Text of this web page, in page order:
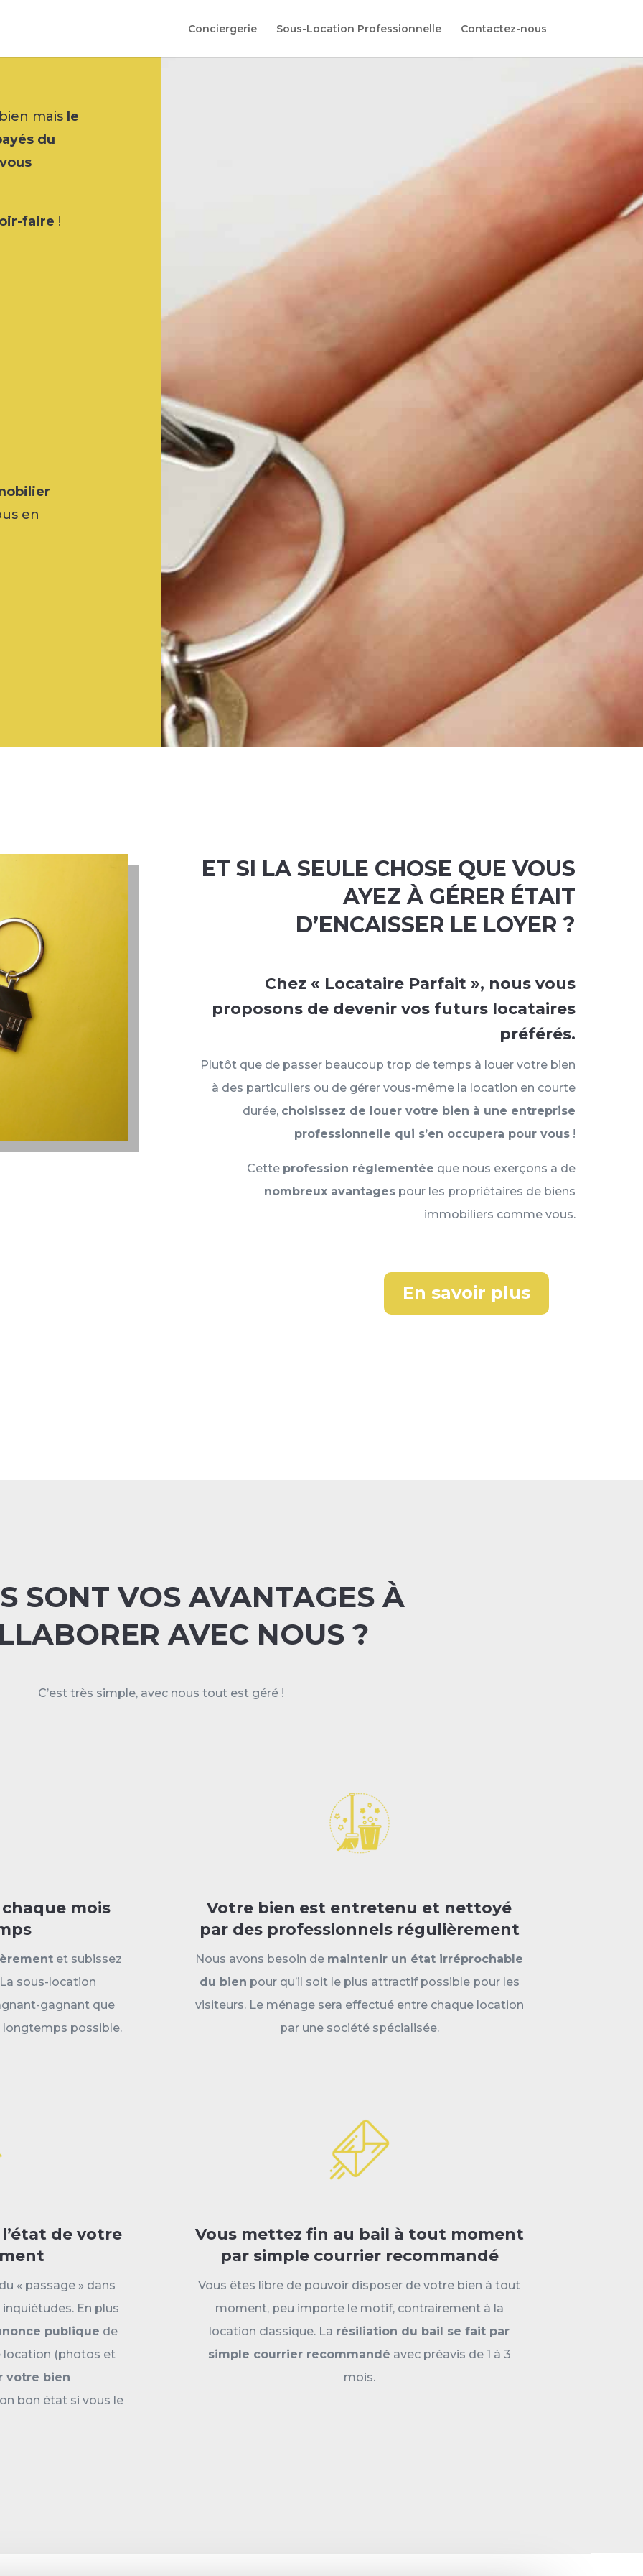
Conciergerie Sous-Location Professionnelle Contactez-nous
mais le
du
faire !
en
ET SI LA SEULE CHOSE QUE VOUS
AYEZ À GÉRER ÉTAIT
D’ENCAISSER LE LOYER ?
Chez « Locataire Parfait », nous vous
proposons de devenir vos futurs locataires
préférés.
Plutôt que de passer beaucoup trop de temps à louer votre bien
à des particuliers ou de gérer vous-même la location en courte
durée, choisissez de louer votre bien à une entreprise
professionnelle qui s’en occupera pour vous!
Cette profession réglementée que nous exerçons a de
nombreux avantagespour les propriétaires de biens
immobiliers comme vous.
En savoir plus
SONT VOS AVANTAGES À
AVEC NOUS ?
C’est très simple, avec nous tout est géré !
mois
et subissez
sous-location
gagnant que
longtemps possible.
Votre bien est entretenu et nettoyé
par des professionnels régulièrement
Nous avons besoin de maintenir un état irréprochable
du bien pour qu’il soit le plus attractif possible pour les
visiteurs. Le ménage sera effectué entre chaque location
par une société spécialisée.
de votre
« passage » dans
En plus
publique de
location (photos et
votre bien
bon état si vous le
Vous mettez fin au bail à tout moment
par simple courrier recommandé
Vous êtes libre de pouvoir disposer de votre bien à tout
moment, peu importe le motif, contrairement à la
location classique. La résiliation du bail se fait par
simple courrier recommandé avec préavis de 1 à 3
mois.